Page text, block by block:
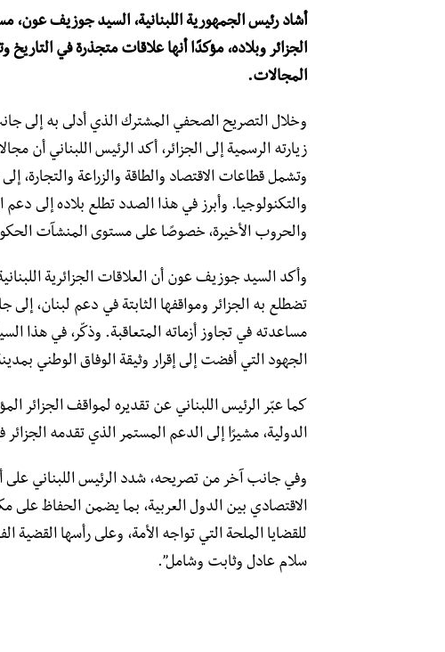
أشاد رئيس الجمهورية اللبنانية، السيد جوزيف عون،
الجزائر وبلاده، مؤكدًا أنها علاقات متجذرة في
المجالات.
وخلال التصريح الصحفي المشترك الذي أدلى به إلى
زيارته الرسمية إلى الجزائر، أكد الرئيس اللبناني أن
وتشمل قطاعات الاقتصاد والطاقة والزراعة والتجارة،
والتكنولوجيا. وأبرز في هذا الصدد تطلع بلاده إلى دعم
والحروب الأخيرة، خصوصًا على مستوى المنشآت
وأكد السيد جوزيف عون أن العلاقات الجزائرية
تضطلع به الجزائر ومواقفها الثابتة في دعم لبنان،
مساعدته في تجاوز أزماته المتعاقبة. وذكّر، في هذا
الجهود التي أفضت إلى إقرار وثيقة الوفاق الوطني
كما عبّر الرئيس اللبناني عن تقديره لمواقف
الدولية، مشيرًا إلى الدعم المستمر الذي تقدمه الجزائر
وفي جانب آخر من تصريحه، شدد الرئيس اللبناني على
الاقتصادي بين الدول العربية، بما يضمن الحفاظ على
للقضايا الملحة التي تواجه الأمة، وعلى رأسها القضية
سلام عادل وثابت وشامل”.